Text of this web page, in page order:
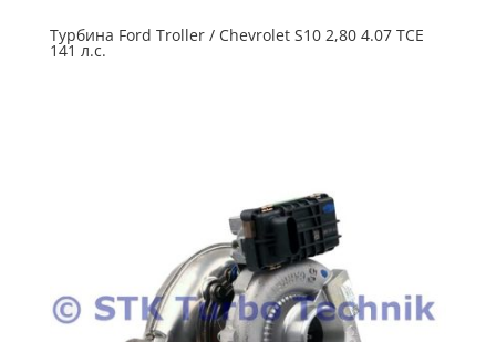
Турбина Ford Troller / Chevrolet S10 2,80 4.07 TCE
141 л.с.